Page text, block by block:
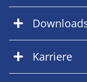
Karriere